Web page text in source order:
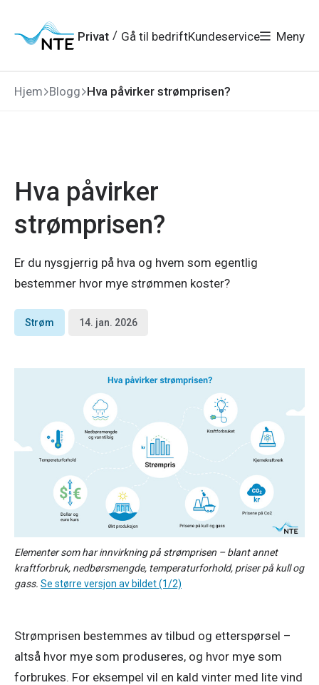
hovedmeny
søk
hovedinnhold
bunnområde
Privat / Gå til bedriftKundeservice Meny
Hjem Blogg Hva påvirker strømprisen?
Hva påvirker
strømprisen?
Er du nysgjerrig på hva og hvem som egentlig
bestemmer hvor mye strømmen koster?
Strøm 14. jan. 2026
Elementer som har innvirkning på strømprisen – blant annet
kraftforbruk, nedbørsmengde, temperaturforhold, priser på kull og
gass. Se større versjon av bildet (1/2)
Strømprisen bestemmes av tilbud og etterspørsel –
altså hvor mye som produseres, og hvor mye som
forbrukes. For eksempel vil en kald vinter med lite vind